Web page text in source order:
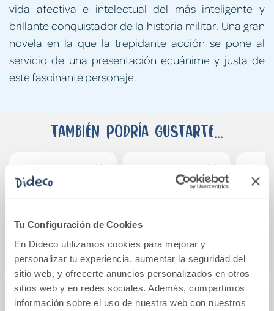
Tu Configuración de Cookies
En Dideco utilizamos cookies para mejorar y
personalizar tu experiencia, aumentar la seguridad del
sitio web, y ofrecerte anuncios personalizados en otros
sitios web y en redes sociales. Además, compartimos
información sobre el uso de nuestra web con nuestros
vida afectiva e intelectual del más inteligente y
brillante conquistador de la historia militar. Una gran
novela en la que la trepidante acción se pone al
servicio de una presentación ecuánime y justa de
este fascinante personaje.
También podría gustarte...